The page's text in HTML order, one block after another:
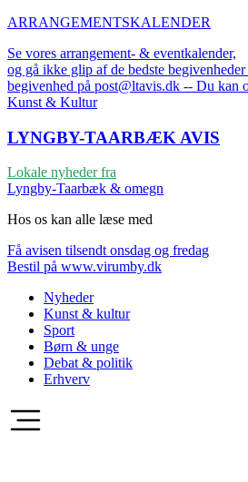
ARRANGEMENTSKALENDER
Se vores arrangement- & eventkalender,
og gå ikke glip af de bedste
begivenhed på post@ltavis.dk -- Du kan
Kunst & Kultur
LYNGBY-TAARBÆK AVIS
Lokale nyheder fra
Lyngby-Taarbæk & omegn
Hos os kan alle læse med
Få avisen tilsendt onsdag og fredag
Bestil på www.virumby.dk
Nyheder
Kunst & kultur
Sport
Børn & unge
Debat & politik
Erhverv